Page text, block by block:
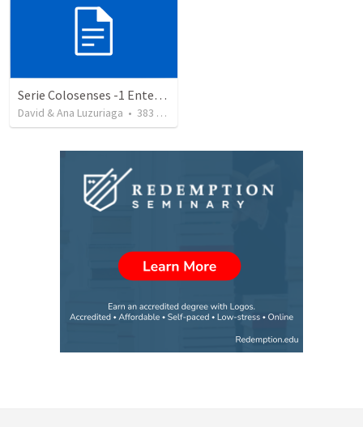
Serie Colosenses -1 Entendiendo la obra de Dios en mi - Ahora que soy creyente que mas me espera - Colosenses 1-1-14
David & Ana Luzuriaga • 383 views